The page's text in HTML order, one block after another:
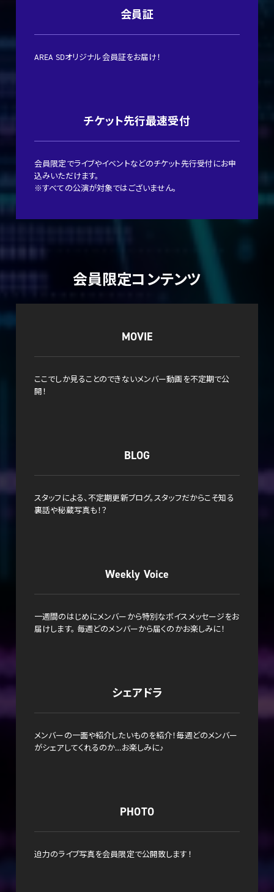
会員証
AREA SDオリジナル会員証をお届け！
チケット先行最速受付
会員限定でライブやイベントなどのチケット先行受付にお申
込みいただけます。
※すべての公演が対象ではございません。
会員限定コンテンツ
MOVIE
ここでしか見ることのできないメンバー動画を不定期で公
開！
BLOG
スタッフによる、不定期更新ブログ。スタッフだからこそ知る
裏話や秘蔵写真も！？
Weekly Voice
一週間のはじめにメンバーから特別なボイスメッセージをお
届けします。 毎週どのメンバーから届くのかお楽しみに！
シェアドラ
メンバーの一面や紹介したいものを紹介！毎週どのメンバー
がシェアしてくれるのか…お楽しみに♪
PHOTO
迫力のライブ写真を会員限定で公開致します！